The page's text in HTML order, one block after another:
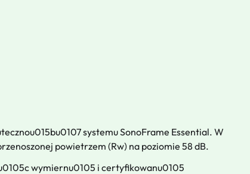
systemu SonoFrame Essential. W
powietrzem (Rw) na poziomie 58 dB.
wymiernu0105 i certyfikowanu0105